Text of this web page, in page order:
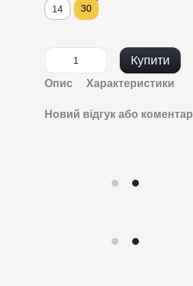
14 30
Купити
Опис Характеристики
Новий відгук або коментар